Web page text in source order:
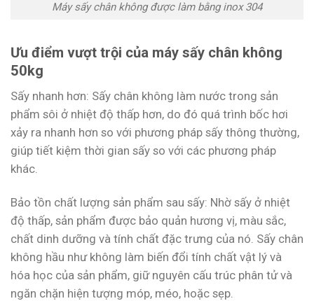
Máy sấy chân không được làm bằng inox 304
Ưu điểm vượt trội của máy sấy chân không
50kg
Sấy nhanh hơn: Sấy chân không làm nước trong sản
phẩm sôi ở nhiệt độ thấp hơn, do đó quá trình bốc hơi
xảy ra nhanh hơn so với phương pháp sấy thông thường,
giúp tiết kiệm thời gian sấy so với các phương pháp
khác.
Bảo tồn chất lượng sản phẩm sau sấy: Nhờ sấy ở nhiệt
độ thấp, sản phẩm được bảo quản hương vị, màu sắc,
chất dinh dưỡng và tính chất đặc trưng của nó. Sấy chân
không hầu như không làm biến đổi tính chất vật lý và
hóa học của sản phẩm, giữ nguyên cấu trúc phân tử và
ngăn chặn hiện tượng móp, méo, hoặc sẹp.